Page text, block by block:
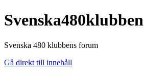
Svenska480klubben
Svenska 480 klubbens forum
Gå direkt till innehåll